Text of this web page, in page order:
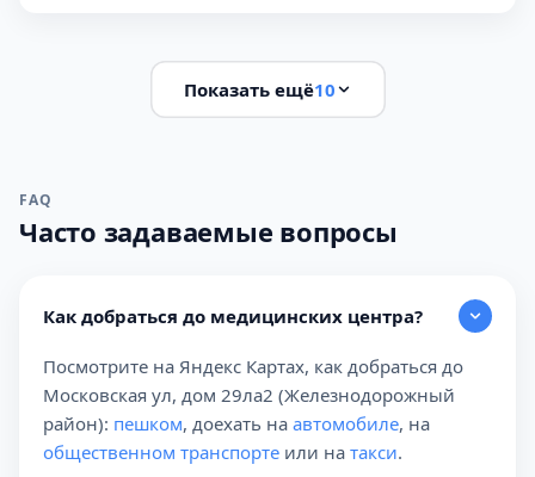
Показать ещё10
FAQ
Часто задаваемые вопросы
Как добраться до медицинских центра?
Посмотрите на Яндекс Картах, как добраться до
Московская ул, дом 29ла2 (Железнодорожный
район): пешком, доехать на автомобиле, на
общественном транспорте или на такси.